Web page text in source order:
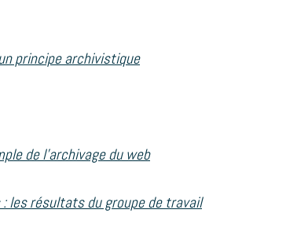
principe archivistique
de l’archivage du web
les résultats du groupe de travail